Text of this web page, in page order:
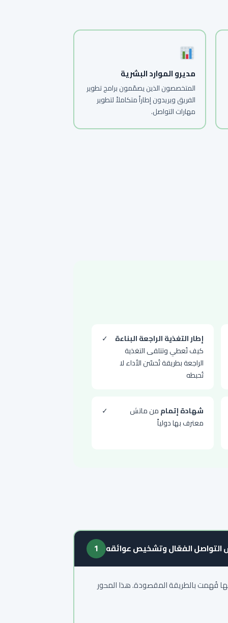
مديرو الموارد البشرية
المتخصصون الذين يصمّمون برامج تطوير
الفريق ويريدون إطاراً متكاملاً لتطوير
مهارات التواصل.
✓
إطار التغذية الراجعة البناءة
كيف تُعطي وتتلقى التغذية
الراجعة بطريقة تُحسّن الأداء لا
تُحبطه
✓ شهادة إتماممن ماتش
معترف بها دولياً
1 الفعّال وتشخيص عوائقه
فُهمت بالطريقة المقصودة. هذا المحور